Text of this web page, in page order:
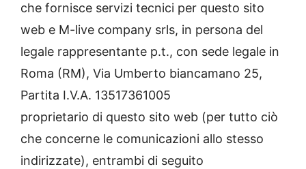
che fornisce servizi tecnici per questo sito
web e M-live company srls, in persona del
legale rappresentante p.t., con sede legale in
Roma (RM), Via Umberto biancamano 25,
Partita I.V.A. 13517361005
proprietario di questo sito web (per tutto ciò
che concerne le comunicazioni allo stesso
indirizzate), entrambi di seguito